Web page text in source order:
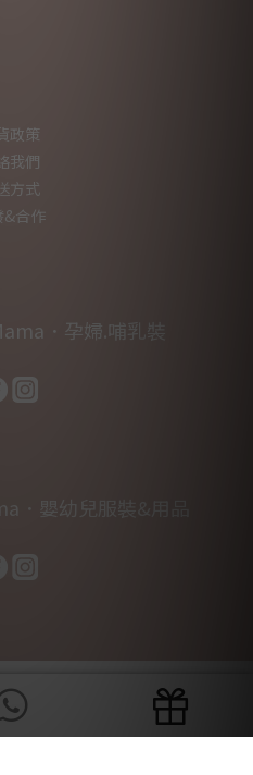
立即購買
政策
我們
方式
&合作
．孕婦.哺乳裝
．嬰幼兒服裝&用品